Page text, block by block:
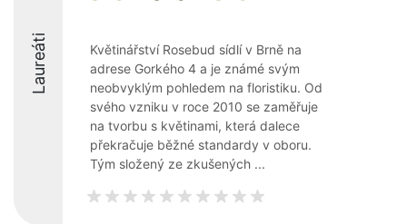
Laureáti
Květinářství Rosebud sídlí v Brně na
adrese Gorkého 4 a je známé svým
neobvyklým pohledem na floristiku. Od
svého vzniku v roce 2010 se zaměřuje
na tvorbu s květinami, která dalece
překračuje běžné standardy v oboru.
Tým složený ze zkušených ...